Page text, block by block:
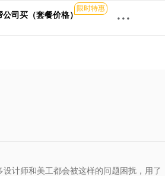
公司买（套餐价格）限时特惠 ···
计师和美工都会被这样的问题困扰，用了